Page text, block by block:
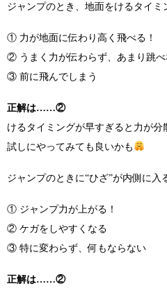
ジャンプのとき、地面をけるタイミ
① 力が地面に伝わり高く飛べる！
② うまく力が伝わらず、あまり跳べ
③ 前に飛んでしまう
正解は……②
けるタイミングが早すぎると力が
試しにやってみても良いかも
ジャンプのときに“ひざ”が内側に入
① ジャンプ力が上がる！
② ケガをしやすくなる
③ 特に変わらず、何もならない
正解は……②